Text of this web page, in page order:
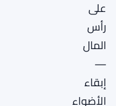
على
رأس
المال
—
إبقاء
الأضواء